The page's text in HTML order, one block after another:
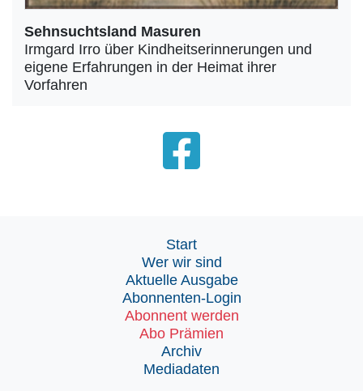
Sehnsuchtsland Masuren
Irmgard Irro über Kindheitserinnerungen und
eigene Erfahrungen in der Heimat ihrer
Vorfahren
Start
Wer wir sind
Aktuelle Ausgabe
Abonnenten-Login
Abonnent werden
Abo Prämien
Archiv
Mediadaten